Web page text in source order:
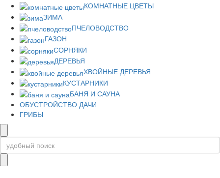
КОМНАТНЫЕ ЦВЕТЫ
ЗИМА
ПЧЕЛОВОДСТВО
ГАЗОН
СОРНЯКИ
ДЕРЕВЬЯ
ХВОЙНЫЕ ДЕРЕВЬЯ
КУСТАРНИКИ
БАНЯ И САУНА
ОБУСТРОЙСТВО ДАЧИ
ГРИБЫ